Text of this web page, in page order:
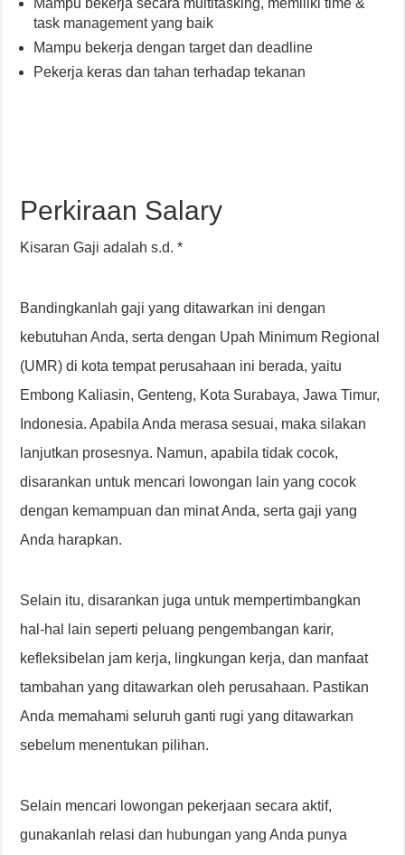
Mampu bekerja secara multitasking, memiliki time &
task management yang baik
Mampu bekerja dengan target dan deadline
Pekerja keras dan tahan terhadap tekanan
Perkiraan Salary
Kisaran Gaji adalah s.d. *
Bandingkanlah gaji yang ditawarkan ini dengan
kebutuhan Anda, serta dengan Upah Minimum Regional
(UMR) di kota tempat perusahaan ini berada, yaitu
Embong Kaliasin, Genteng, Kota Surabaya, Jawa Timur,
Indonesia. Apabila Anda merasa sesuai, maka silakan
lanjutkan prosesnya. Namun, apabila tidak cocok,
disarankan untuk mencari lowongan lain yang cocok
dengan kemampuan dan minat Anda, serta gaji yang
Anda harapkan.
Selain itu, disarankan juga untuk mempertimbangkan
hal-hal lain seperti peluang pengembangan karir,
kefleksibelan jam kerja, lingkungan kerja, dan manfaat
tambahan yang ditawarkan oleh perusahaan. Pastikan
Anda memahami seluruh ganti rugi yang ditawarkan
sebelum menentukan pilihan.
Selain mencari lowongan pekerjaan secara aktif,
gunakanlah relasi dan hubungan yang Anda punya